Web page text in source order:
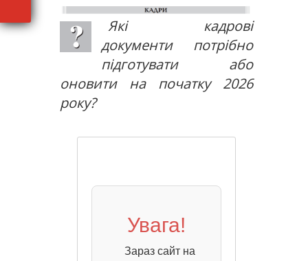
Які кадрові
документи потрібно
підготувати або
оновити на початку 2026
року?
Увага!
Зараз сайт на